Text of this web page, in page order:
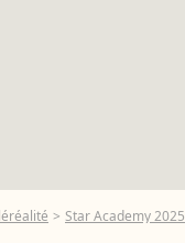
Star Academy 2025